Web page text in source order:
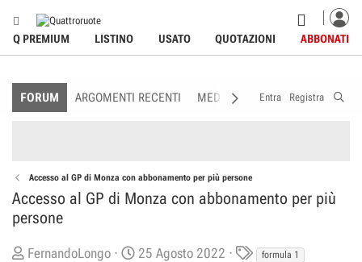
Q PREMIUM LISTINO USATO QUOTAZIONI ABBONATI
FORUM ARGOMENTI RECENTI MEDIA MEMBRI
Entra Registra
Accesso al GP di Monza con abbonamento per più persone
Accesso al GP di Monza con abbonamento per più
persone
C
FernandoLongo
D
25 Agosto 2022
Tformula 1